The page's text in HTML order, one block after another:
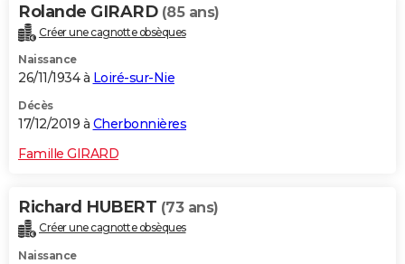
Rolande GIRARD (85 ans)
Créer une cagnotte obsèques
Naissance
26/11/1934 à Loiré-sur-Nie
Décès
17/12/2019 à Cherbonnières
Famille GIRARD
Richard HUBERT (73 ans)
Créer une cagnotte obsèques
Naissance